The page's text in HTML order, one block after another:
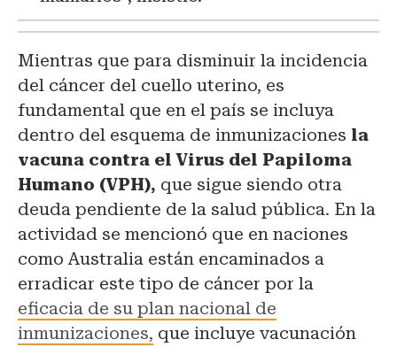
Mientras que para disminuir la incidencia
del cáncer del cuello uterino, es
fundamental que en el país se incluya
dentro del esquema de inmunizaciones la
vacuna contra el Virus del Papiloma
Humano (VPH), que sigue siendo otra
deuda pendiente de la salud pública. En la
actividad se mencionó que en naciones
como Australia están encaminados a
erradicar este tipo de cáncer por la
eficacia de su plan nacional de
inmunizaciones, que incluye vacunación